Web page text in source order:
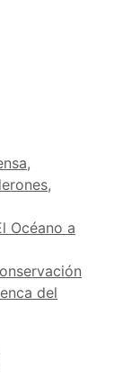
,
,
Océano a
del